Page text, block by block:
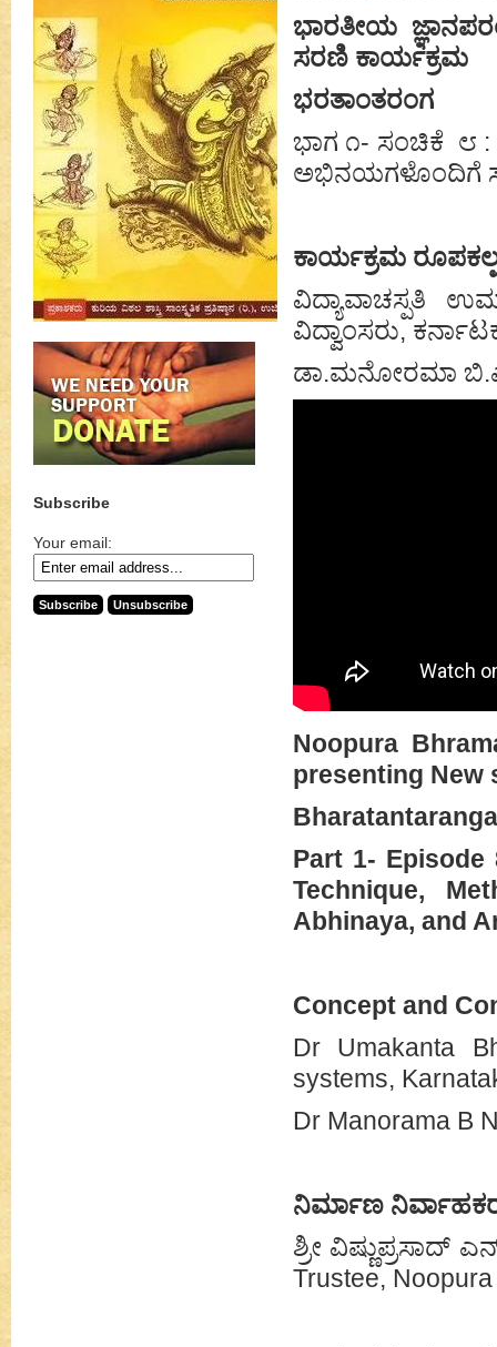
Subscribe
Your email:
ಭಾರತೀಯ
ಸರಣಿ ಕಾರ್ಯಕ್ರಮ
ಭರತಾಂತರಂಗ
ಭಾಗ ೧- ಸಂಚಿಕೆ ೮ :
ಅಭಿನಯಗಳೊಂದಿಗೆ
ಕಾರ್ಯಕ್ರಮ
ವಿದ್ಯಾವಾಚಸ್ಪತಿ
ವಿದ್ವಾಂಸರು,
ಡಾ.ಮನೋರಮಾ
Noopura
presenting New
Bharatantaranga
Part 1- Episode
Technique,
Abhinaya, and
Concept and
Dr Umakanta
systems,
Dr Manorama B
ನಿರ್ಮಾಣ
ಶ್ರೀ ವಿಷ್ಣುಪ್ರಸಾದ್
Trustee,